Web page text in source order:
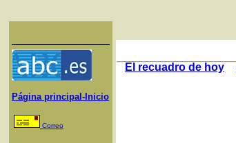
Página principal-Inicio
Correo
El recuadro de hoy